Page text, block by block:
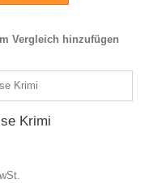
Vergleich hinzufügen
Krimi